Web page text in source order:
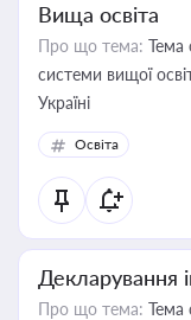
Вища освіта
Про що тема: Тема
системи вищої
Україні
Освіта
Декларування
Про що тема: Тема